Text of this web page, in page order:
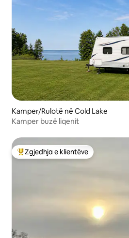
Kamper/Rulotë në Cold Lake
Kamper buzë liqenit
Më të mirat e zgjedhjeve të klientëve
Zgjedhja e klientëve